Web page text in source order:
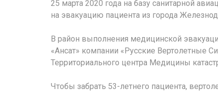
25 марта 2020 года на базу санитарной
на эвакуацию пациента из города
В район выполнения медицинской
«Ансат» компании «Русские Вертолетные
Территориального центра Медицины
Чтобы забрать 53-летнего пациента,